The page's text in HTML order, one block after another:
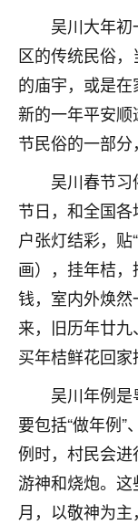
吴川大年
区的传统民俗
的庙宇，或是
新的一年平安
节民俗的一部分
吴川春节
节日，和全国
户张灯结彩，贴
画），挂年桔
钱，室内外焕
来，旧历年廿九
买年桔鲜花回家
吴川年例
要包括“做年例”
例时，村民会进
游神和烧炮。
月，以敬神为主
心心相印
我身体不太
问题，反正
题，后来无
之后，心
果问题。
了，老师说
鹿森：是
触，首先
不由人！
1天前 来自四
金白水清
我也想找老
鹿森：慧
1天前 来自江
青春168
我也想要，
2天前 来自山西